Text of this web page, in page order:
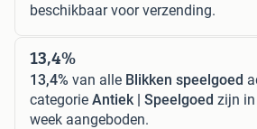
beschikbaar voor verzending.
13,4%
13,4% van alle Blikken speelgoed
categorie Antiek | Speelgoed zijn
week aangeboden.